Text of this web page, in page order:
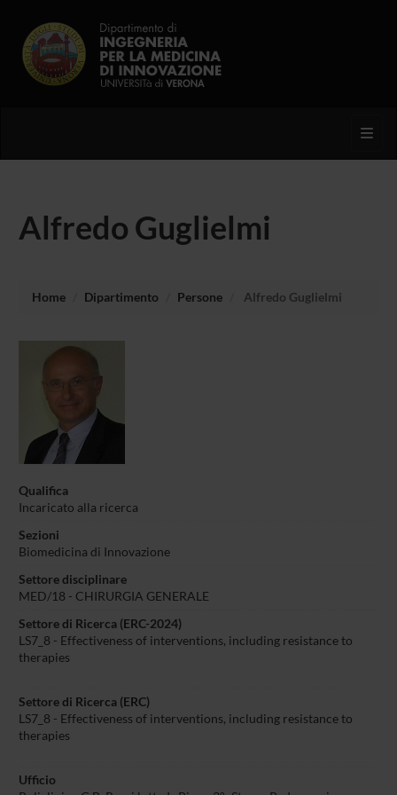
Alfredo Guglielmi
Home Dipartimento Persone Alfredo Guglielmi
Qualifica
Incaricato alla ricerca
Sezioni
Biomedicina di Innovazione
Settore disciplinare
MED/18 - CHIRURGIA GENERALE
Settore di Ricerca (ERC-2024)
LS7_8 - Effectiveness of interventions, including resistance to
therapies
Settore di Ricerca (ERC)
LS7_8 - Effectiveness of interventions, including resistance to
therapies
Ufficio